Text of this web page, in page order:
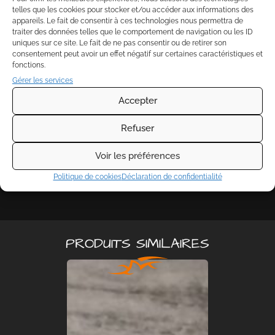
telles que les cookies pour stocker et/ou accéder aux informations des
appareils. Le fait de consentir à ces technologies nous permettra de
traiter des données telles que le comportement de navigation ou les ID
uniques sur ce site. Le fait de ne pas consentir ou de retirer son
consentement peut avoir un effet négatif sur certaines caractéristiques et
fonctions.
Gérer les services
Accepter
Refuser
Voir les préférences
Politique de cookiesDéclaration de confidentialité
en relief 3D, encadrent le prénom, renforçant l’esprit de
Noël.
Matériau Durable : Fabriquée en PLA (un plastique
écologique issu de ressources renouvelables) par
impression 3D, cette boule est légère et résistante.
Taille : 9 cm de diamètre, épaisseur 3 mm
C’est le cadeau idéal pour marquer un premier Noël, offrir
à un proche, ou créer un souvenir de famille que vous
ressortirez année après année.
Faites de votre sapin un lieu où chaque membre de la
famille a sa place !
PRODUITS SIMILAIRES